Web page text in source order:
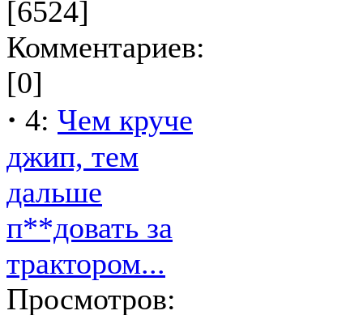
[6524]
Комментариев:
[0]
· 4: Чем круче
джип, тем
дальше
п**довать за
трактором...
Просмотров: